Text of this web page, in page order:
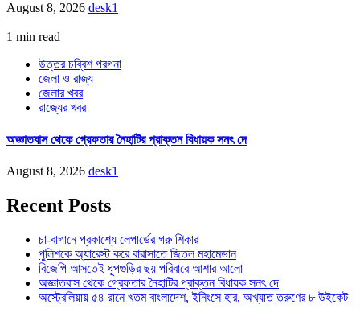
August 8, 2026 desk1
1 min read
উত্তর চব্বিশ পরগনা
জেলা ও রাজ্য
জেলার খবর
রাজ্যের খবর
অজ্ঞাতবাস থেকে গ্রেফতার নৈহাটির প্রাক্তন বিধায়ক সনৎ দে
August 8, 2026 desk1
Recent Posts
চা-বাগানে প্রকাশ্যে লেপার্ডের গরু শিকার
পুলিশকে অ্যারেস্ট করে বারাসাতে জিতল মহামেডান
বিজেপি আসতেই ধূপগুড়ির ছয় পরিবারে আশার আলো
অজ্ঞাতবাস থেকে গ্রেফতার নৈহাটির প্রাক্তন বিধায়ক সনৎ দে
অস্ট্রেলিয়ায় ৫৪ রানে খতম বাংলাদেশ, ইনিংসে হার, অখ্যাত তরুণের ৮ উইকেট